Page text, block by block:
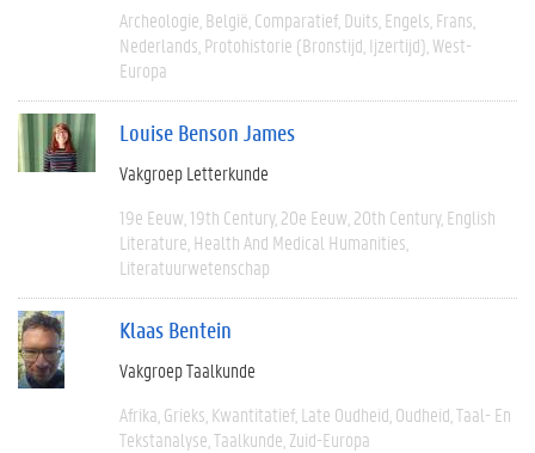
Archeologie België Comparatief Duits Engels Frans
Nederlands Protohistorie (bronstijd, Ijzertijd) West-
Europa
Louise Benson James
Vakgroep Letterkunde
19e Eeuw 19th Century 20e Eeuw 20th Century English
Literature Health And Medical Humanities
Literatuurwetenschap
Klaas Bentein
Vakgroep Taalkunde
Afrika Grieks Kwantitatief Late Oudheid Oudheid Taal- En
Tekstanalyse Taalkunde Zuid-Europa